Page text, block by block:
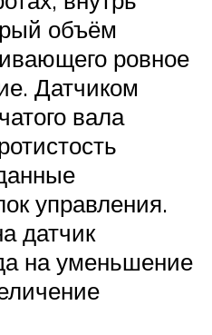
объём
ровное
Датчиком
вала
управления.
датчик
на уменьшение